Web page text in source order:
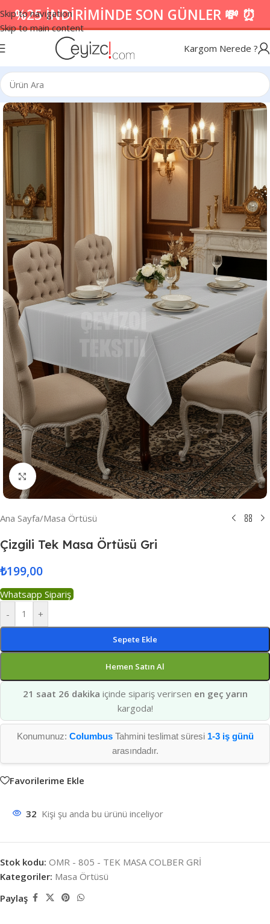
Skip to navigation
Skip to main content
%25 İNDİRİMİNDE SON GÜNLER 💸 ⏰
Kargom Nerede ?
Resmi Büyüt
Ana Sayfa/Masa Örtüsü
Çizgili Tek Masa Örtüsü Gri
₺199,00
Whatsapp Sipariş
-
+
Sepete Ekle
Hemen Satın Al
21 saat 26 dakika içinde sipariş verirsen en geç yarın
kargoda!
Konumunuz: ColumbusTahmini teslimat süresi 1-3 iş günü
arasındadır.
Favorilerime Ekle
32 Kişi şu anda bu ürünü inceliyor
Stok kodu: OMR - 805 - TEK MASA COLBER GRİ
Kategoriler: Masa Örtüsü
Paylaş